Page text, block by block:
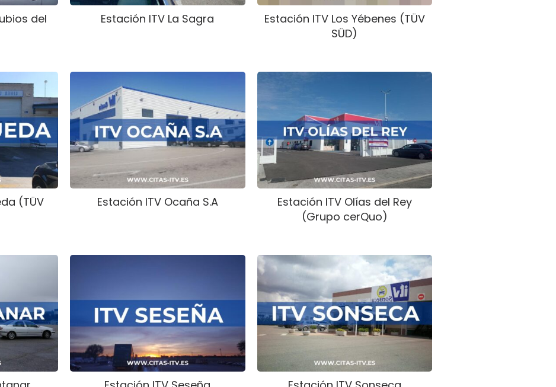
del
Estación ITV La Sagra
Estación ITV Los Yébenes (TÜV
SÜD)
(TÜV
Estación ITV Ocaña S.A
Estación ITV Olías del Rey
(Grupo cerQuo)